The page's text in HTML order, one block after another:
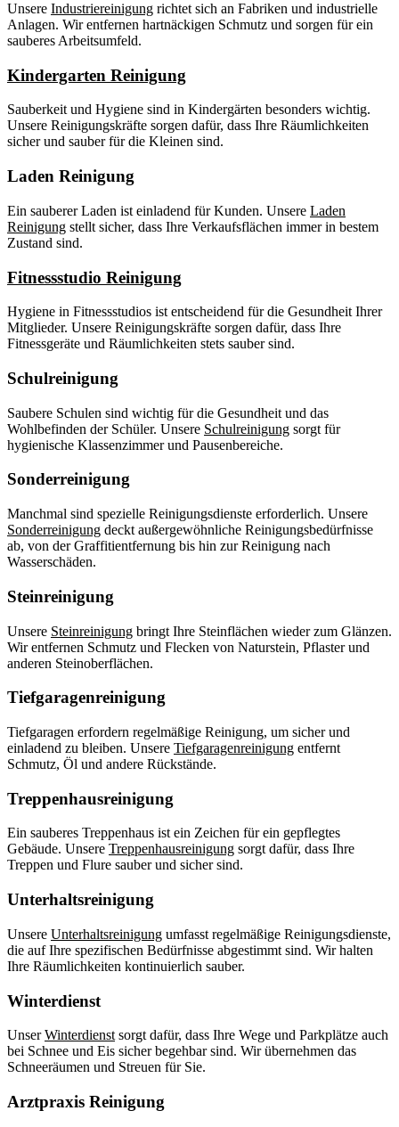
Unsere Industriereinigung richtet sich an Fabriken und industrielle
Anlagen. Wir entfernen hartnäckigen Schmutz und sorgen für ein
sauberes Arbeitsumfeld.
Kindergarten Reinigung
Sauberkeit und Hygiene sind in Kindergärten besonders wichtig.
Unsere Reinigungskräfte sorgen dafür, dass Ihre Räumlichkeiten
sicher und sauber für die Kleinen sind.
Laden Reinigung
Ein sauberer Laden ist einladend für Kunden. Unsere Laden
Reinigung stellt sicher, dass Ihre Verkaufsflächen immer in bestem
Zustand sind.
Fitnessstudio Reinigung
Hygiene in Fitnessstudios ist entscheidend für die Gesundheit Ihrer
Mitglieder. Unsere Reinigungskräfte sorgen dafür, dass Ihre
Fitnessgeräte und Räumlichkeiten stets sauber sind.
Schulreinigung
Saubere Schulen sind wichtig für die Gesundheit und das
Wohlbefinden der Schüler. Unsere Schulreinigung sorgt für
hygienische Klassenzimmer und Pausenbereiche.
Sonderreinigung
Manchmal sind spezielle Reinigungsdienste erforderlich. Unsere
Sonderreinigung deckt außergewöhnliche Reinigungsbedürfnisse
ab, von der Graffitientfernung bis hin zur Reinigung nach
Wasserschäden.
Steinreinigung
Unsere Steinreinigung bringt Ihre Steinflächen wieder zum Glänzen.
Wir entfernen Schmutz und Flecken von Naturstein, Pflaster und
anderen Steinoberflächen.
Tiefgaragenreinigung
Tiefgaragen erfordern regelmäßige Reinigung, um sicher und
einladend zu bleiben. Unsere Tiefgaragenreinigung entfernt
Schmutz, Öl und andere Rückstände.
Treppenhausreinigung
Ein sauberes Treppenhaus ist ein Zeichen für ein gepflegtes
Gebäude. Unsere Treppenhausreinigung sorgt dafür, dass Ihre
Treppen und Flure sauber und sicher sind.
Unterhaltsreinigung
Unsere Unterhaltsreinigung umfasst regelmäßige Reinigungsdienste,
die auf Ihre spezifischen Bedürfnisse abgestimmt sind. Wir halten
Ihre Räumlichkeiten kontinuierlich sauber.
Winterdienst
UnserWinterdienst sorgt dafür, dass Ihre Wege und Parkplätze auch
bei Schnee und Eis sicher begehbar sind. Wir übernehmen das
Schneeräumen und Streuen für Sie.
Arztpraxis Reinigung